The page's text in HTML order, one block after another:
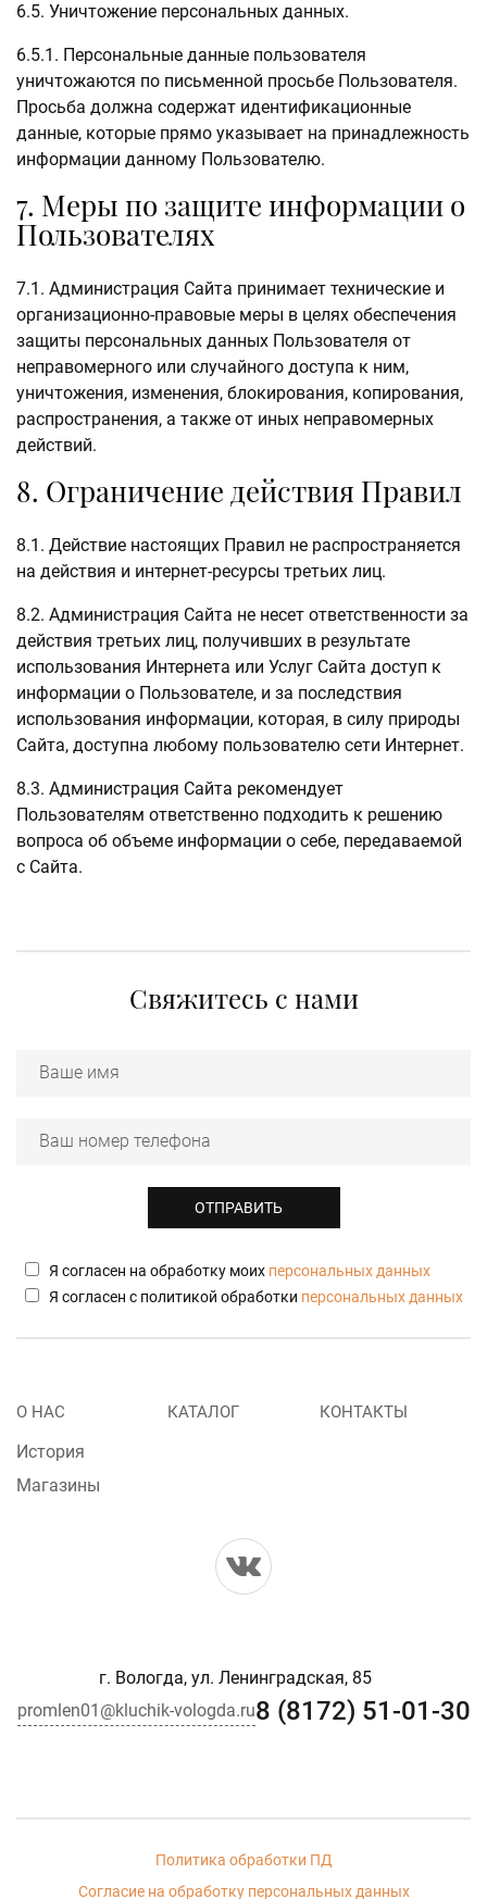
6.5. Уничтожение персональных данных.
6.5.1. Персональные данные пользователя
уничтожаются по письменной просьбе Пользователя.
Просьба должна содержат идентификационные
данные, которые прямо указывает на принадлежность
информации данному Пользователю.
7. Меры по защите информации о
Пользователях
7.1. Администрация Сайта принимает технические и
организационно-правовые меры в целях обеспечения
защиты персональных данных Пользователя от
неправомерного или случайного доступа к ним,
уничтожения, изменения, блокирования, копирования,
распространения, а также от иных неправомерных
действий.
8. Ограничение действия Правил
8.1. Действие настоящих Правил не распространяется
на действия и интернет-ресурсы третьих лиц.
8.2. Администрация Сайта не несет ответственности за
действия третьих лиц, получивших в результате
использования Интернета или Услуг Сайта доступ к
информации о Пользователе, и за последствия
использования информации, которая, в силу природы
Сайта, доступна любому пользователю сети Интернет.
8.3. Администрация Сайта рекомендует
Пользователям ответственно подходить к решению
вопроса об объеме информации о себе, передаваемой
с Сайта.
Свяжитесь с нами
Я согласен на обработку моих персональных данных
Я согласен с политикой обработки персональных данных
Menu
footer
О НАС
История
Магазины
КАТАЛОГ КОНТАКТЫ
г. Вологда, ул. Ленинградская, 85
promlen01@kluchik-vologda.ru8 (8172) 51-01-30
Политика обработки ПД
Согласие на обработку персональных данных